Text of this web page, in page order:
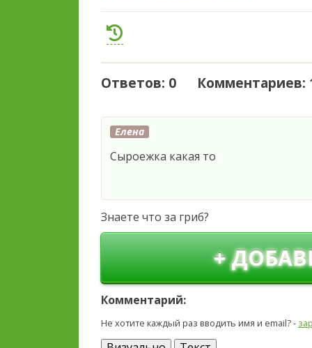
Ответов: 0 Комментариев:
Елена
Сыроежка какая то
Знаете что за гриб?
+
Комментарий:
Не хотите каждый раз вводить имя и email? -